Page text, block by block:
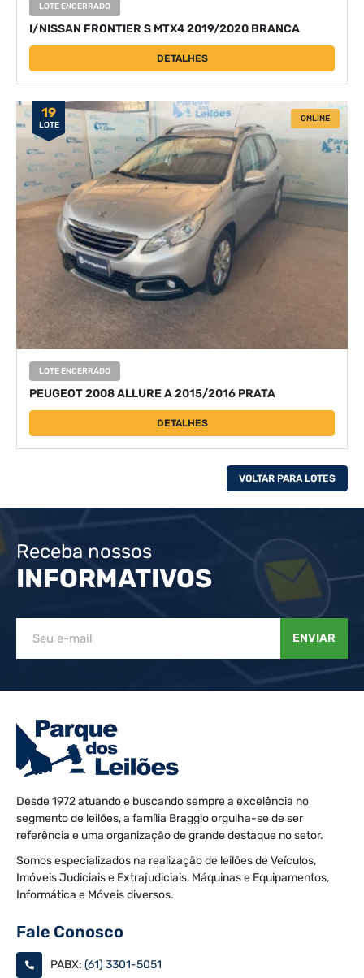
LOTE ENCERRADO
I/NISSAN FRONTIER S MTX4 2019/2020 BRANCA
DETALHES
19
LOTE
ONLINE
LOTE ENCERRADO
PEUGEOT 2008 ALLURE A 2015/2016 PRATA
DETALHES
VOLTAR PARA LOTES
Receba nossos
INFORMATIVOS
ENVIAR
Desde 1972 atuando e buscando sempre a excelência no
segmento de leilões, a família Braggio orgulha-se de ser
referência e uma organização de grande destaque no setor.
Somos especializados na realização de leilões de Veículos,
Imóveis Judiciais e Extrajudiciais, Máquinas e Equipamentos,
Informática e Móveis diversos.
Fale Conosco
PABX: (61) 3301-5051